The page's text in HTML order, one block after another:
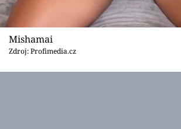
Mishamai
Zdroj: Profimedia.cz